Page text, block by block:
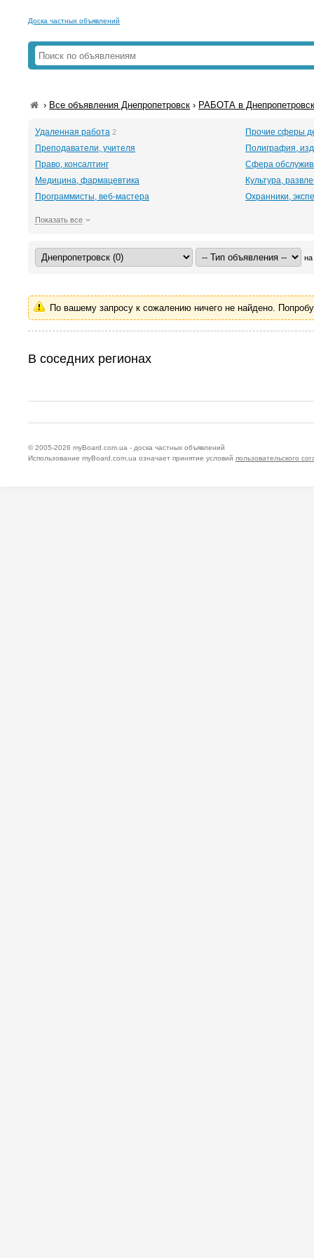
Доска частных объявлений
› Все объявления Днепропетровск › РАБОТА в
Удаленная работа 2
Прочие сферы
Преподаватели, учителя
Полиграфия,
Право, консалтинг
Сфера
Медицина, фармацевтика
Культура,
Программисты, веб-мастера
Охранники,
Показать все
на
По вашему запросу к сожалению ничего не найдено.
В соседних регионах
© 2005-2026 myBoard.com.ua - доска частных объявлений
Использование myBoard.com.ua означает принятие условий пользовательского